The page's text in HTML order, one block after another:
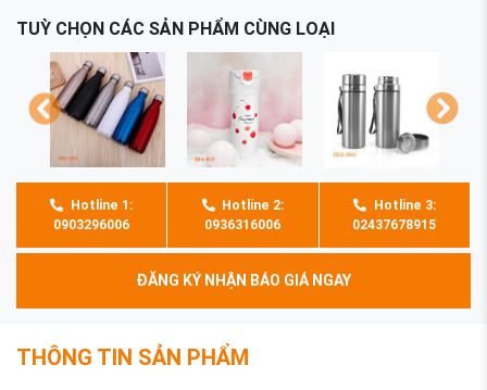
TUỲ CHỌN CÁC SẢN PHẨM CÙNG LOẠI
Hotline 1:
0903296006
Hotline 2:
0936316006
Hotline 3:
02437678915
ĐĂNG KÝ NHẬN BÁO GIÁ NGAY
THÔNG TIN SẢN PHẨM